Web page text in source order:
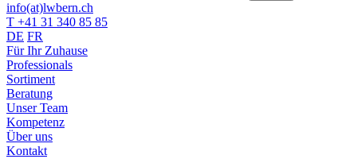
info(at)lwbern.ch
T +41 31 340 85 85
DE FR
Für Ihr Zuhause
Professionals
Sortiment
Beratung
Unser Team
Kompetenz
Über uns
Kontakt